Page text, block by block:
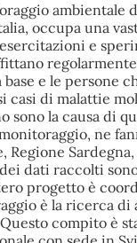
ambientale
occupa una
e
e le persone
casi di malattie
sono la causa di
ne
Sardegna,
dati raccolti
progetto è
è la ricerca di
compito è